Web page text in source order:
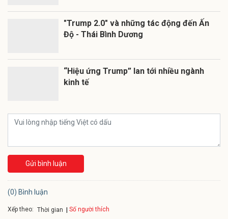
"Trump 2.0" và những tác động đến Ấn
Độ - Thái Bình Dương
“Hiệu ứng Trump” lan tới nhiều ngành
kinh tế
Gửi bình luận
(0) Bình luận
Xếp theo: Thời gian Số người thích